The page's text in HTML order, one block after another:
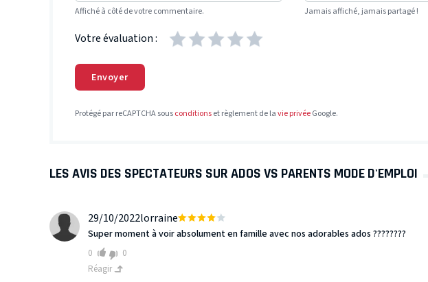
Affiché à côté de votre commentaire. Jamais affiché, jamais partagé !
Votre évaluation :
Envoyer
Protégé par reCAPTCHA sousconditionset règlement de lavie privéeGoogle.
LES AVIS DES SPECTATEURS SUR ADOS VS PARENTS MODE D'EMPLOI
29/10/2022lorraine
Super moment à voir absolument en famille avec nos adorables ados ????????
0
0
Réagir